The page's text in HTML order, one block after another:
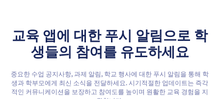
교육 앱에 대한 푸시 알림으로 학
생들의 참여를 유도하세요
중요한 수업 공지사항, 과제 알림, 학교 행사에 대한 푸시 알림을 통해 학
생과 학부모에게 최신 소식을 전달하세요. 시기적절한 업데이트는 즉각
적인 커뮤니케이션을 보장하고 참여도를 높이며 원활한 교육 경험을 지